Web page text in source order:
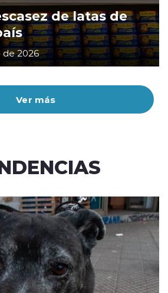
Ver más
de latas de
de 2026